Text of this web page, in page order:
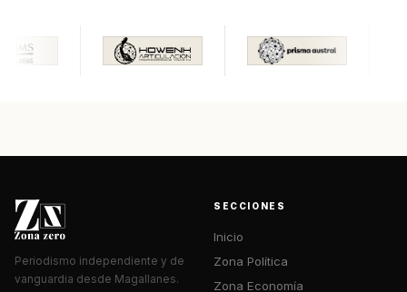
Periodismo independiente y de
vanguardia desde Magallanes.
SECCIONES
Inicio
Zona Política
Zona Economía